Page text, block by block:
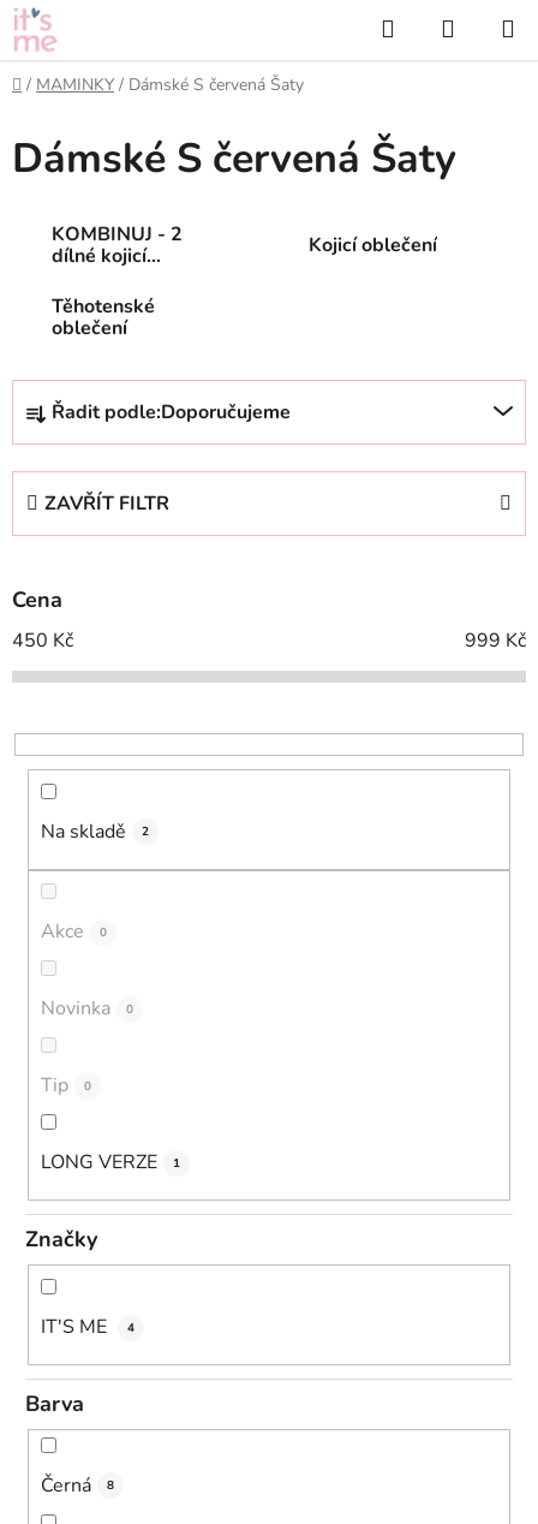
Přejít
na
obsah
Hledat
KOŠÍK
Domů
/ MAMINKY / Dámské S červená Šaty
Dámské S červená Šaty
KOMBINUJ - 2
dílné kojicí
Kojicí oblečení
Těhotenské
oblečení
Ř
z
p
r
o
d
k
t
Řadit podle:Doporučujeme
ZAVŘÍT FILTR
Cena
450 Kč 999 Kč
Na skladě 2
Akce 0
Novinka 0
Tip 0
LONG VERZE 1
Značky
IT'S ME 4
Barva
Černá 8